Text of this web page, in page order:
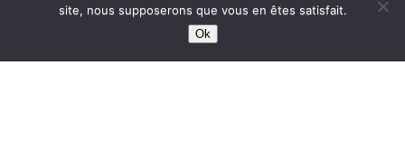
This site is protected bywp-copyrightpro.com
site, nous supposerons que vous en êtes satisfait.
Ok